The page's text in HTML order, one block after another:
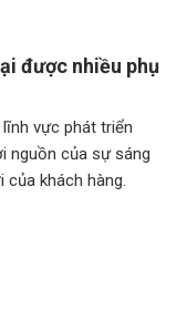
được nhiều phụ
vực phát triển
nguồn của sự sáng
khách hàng.